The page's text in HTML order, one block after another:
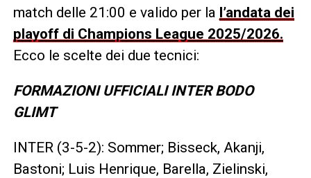
match delle 21:00 e valido per la l’andata dei
playoff di Champions League 2025/2026.
Ecco le scelte dei due tecnici:
FORMAZIONI UFFICIALI INTER BODO
GLIMT
INTER (3-5-2): Sommer; Bisseck, Akanji,
Bastoni; Luis Henrique, Barella, Zielinski,